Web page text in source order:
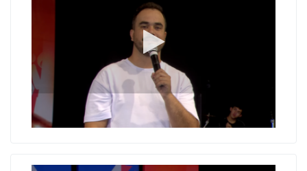
Somos fotocópias?